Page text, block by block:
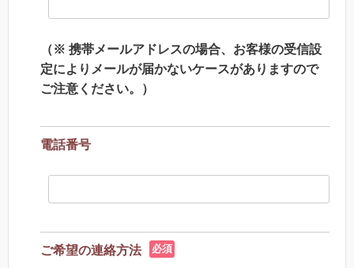
（※ 携帯メールアドレスの場合、お客様の受信設
定によりメールが届かないケースがありますので
ご注意ください。）
電話番号
ご希望の連絡方法 必須